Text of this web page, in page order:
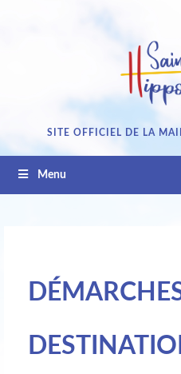
SITE OFFICIEL DE LA
Menu